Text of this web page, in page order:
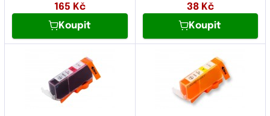
165 Kč
Koupit
38 Kč
Koupit